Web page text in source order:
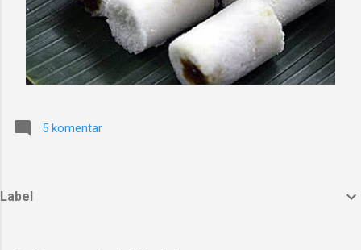
5 komentar
Label